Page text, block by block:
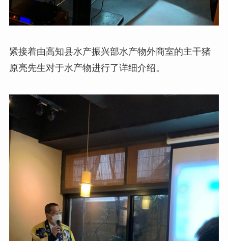
紧接着由高知县水产振兴部水产物外商室的主干猪
原亮先生对于水产物进行了详细介绍。